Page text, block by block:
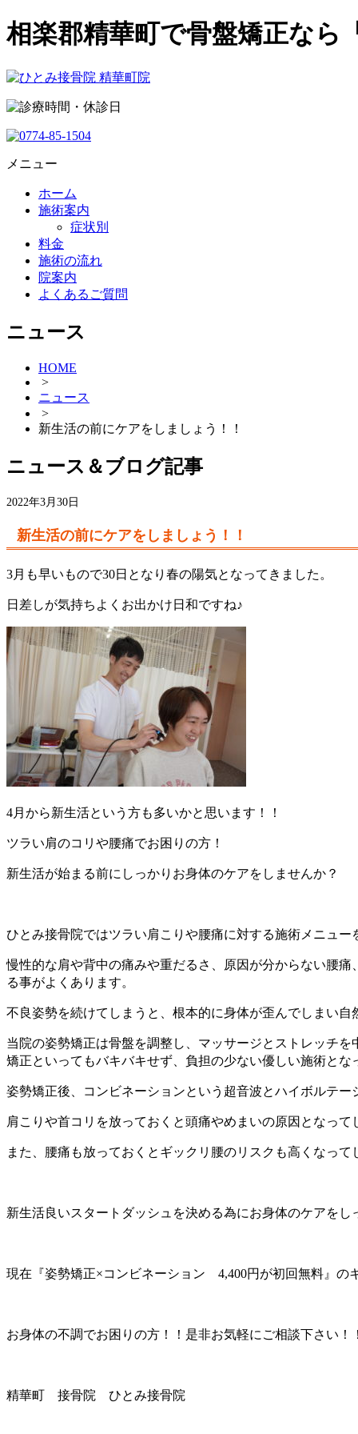
相楽郡精華町で骨盤矯正なら
メニュー
ホーム
施術案内
症状別
料金
施術の流れ
院案内
よくあるご質問
ニュース
HOME
>
ニュース
>
新生活の前にケアをしましょう！！
ニュース＆ブログ記事
2022年3月30日
新生活の前にケアをしましょう！！
3月も早いもので30日となり春の陽気となってきました。
日差しが気持ちよくお出かけ日和ですね♪
4月から新生活という方も多いかと思います！！
ツラい肩のコリや腰痛でお困りの方！
新生活が始まる前にしっかりお身体のケアをしませんか？
ひとみ接骨院ではツラい肩こりや腰痛に対する施術メニュー
慢性的な肩や背中の痛みや重だるさ、原因が分からない腰
る事がよくあります。
不良姿勢を続けてしまうと、根本的に身体が歪んでしまい
当院の姿勢矯正は骨盤を調整し、マッサージとストレッチ
矯正といってもバキバキせず、負担の少ない優しい施術とな
姿勢矯正後、コンビネーションという超音波とハイボルテ
肩こりや首コリを放っておくと頭痛やめまいの原因となって
また、腰痛も放っておくとギックリ腰のリスクも高くなって
新生活良いスタートダッシュを決める為にお身体のケアを
現在『姿勢矯正×コンビネーション 4,400円が初回無料』の
お身体の不調でお困りの方！！是非お気軽にご相談下さい！
精華町 接骨院 ひとみ接骨院